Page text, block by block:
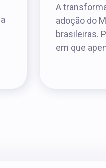
A
adoção do
brasileiras.
em que